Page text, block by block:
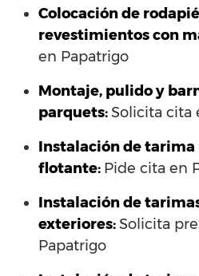
Colocación de
revestimientos con
en Papatrigo
Montaje, pulido y
parquets:Solicita cita
Instalación de tarima
flotante: Pide cita en
Instalación de
exteriores:Solicita
Papatrigo